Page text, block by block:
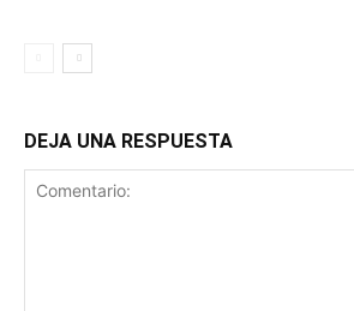
DEJA UNA RESPUESTA